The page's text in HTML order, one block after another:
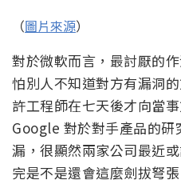
（圖片來源）
對於微軟而言，最討厭的
怕別人不知道對方有漏洞
許工程師在七天後才向當
Google 對於對手產品的研
漏，很顯然兩家公司最近
完是不是還會這麼劍拔弩